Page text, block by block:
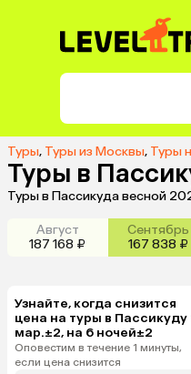
Туры, Туры из Москвы, Туры
Туры в
Туры в Пассикуда весной
Август
187 168 ₽
Сентябрь
167 838 ₽
Узнайте, когда снизится
цена на туры в Пассикуду
мар.±2, на 6 ночей±2
Оповестим в течение 1 минуты,
если цена снизится